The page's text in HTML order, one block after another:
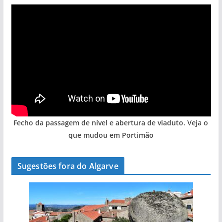
Fecho da passagem de nível e abertura de viaduto. Veja o
que mudou em Portimão
Sugestões fora do Algarve